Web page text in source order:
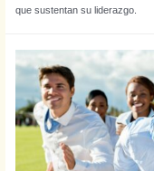
que sustentan su liderazgo.